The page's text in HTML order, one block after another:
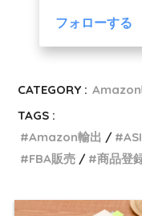
フォローする
CATEGORY : Amazon
TAGS :
Amazon輸出
FBA販売
商品登